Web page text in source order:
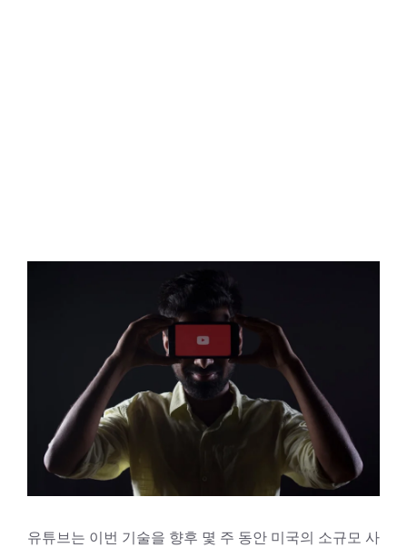
유튜브는 이번 기술을 향후 몇 주 동안 미국의 소규모 사